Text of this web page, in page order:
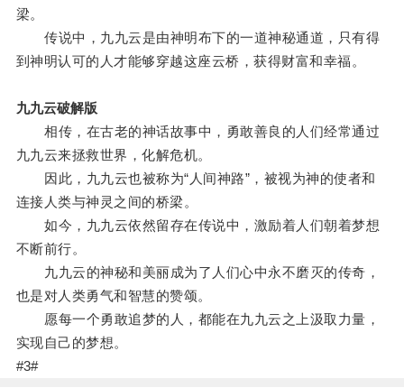
梁。
传说中，九九云是由神明布下的一道神秘通道，只有得
到神明认可的人才能够穿越这座云桥，获得财富和幸福。
九九云破解版
相传，在古老的神话故事中，勇敢善良的人们经常通过
九九云来拯救世界，化解危机。
因此，九九云也被称为“人间神路”，被视为神的使者和
连接人类与神灵之间的桥梁。
如今，九九云依然留存在传说中，激励着人们朝着梦想
不断前行。
九九云的神秘和美丽成为了人们心中永不磨灭的传奇，
也是对人类勇气和智慧的赞颂。
愿每一个勇敢追梦的人，都能在九九云之上汲取力量，
实现自己的梦想。
#3#